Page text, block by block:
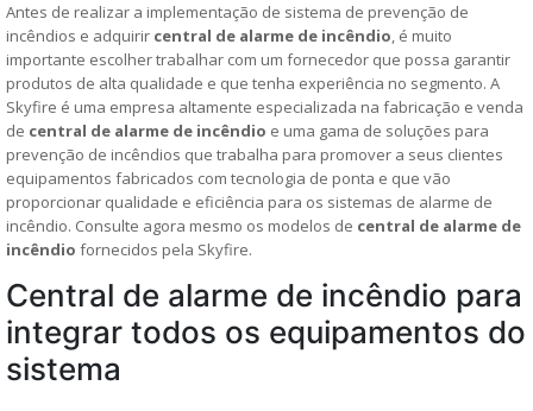
Antes de realizar a implementação de sistema de prevenção de
incêndios e adquirir central de alarme de incêndio, é muito
importante escolher trabalhar com um fornecedor que possa garantir
produtos de alta qualidade e que tenha experiência no segmento. A
Skyfire é uma empresa altamente especializada na fabricação e venda
de central de alarme de incêndio e uma gama de soluções para
prevenção de incêndios que trabalha para promover a seus clientes
equipamentos fabricados com tecnologia de ponta e que vão
proporcionar qualidade e eficiência para os sistemas de alarme de
incêndio. Consulte agora mesmo os modelos de central de alarme de
incêndio fornecidos pela Skyfire.
Central de alarme de incêndio para
integrar todos os equipamentos do
sistema